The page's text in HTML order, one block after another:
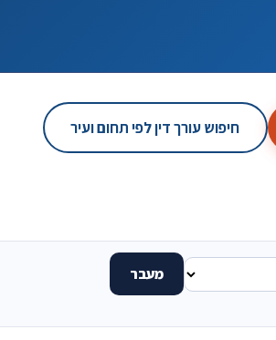
חיפוש עורך דין לפי תחום ועיר
מעבר